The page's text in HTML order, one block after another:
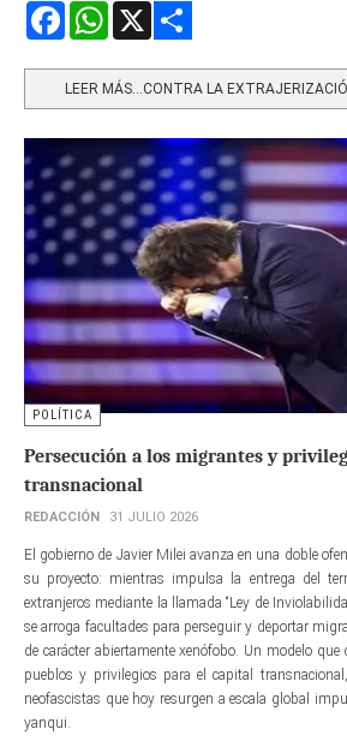
FacebookWhatsApp
LEER MÁS…CONTRA LA
POLÍTICA
Persecución a los migrantes y
transnacional
REDACCIÓN 31 JULIO 2026
El gobierno de Javier Milei avanza en una doble
su proyecto: mientras impulsa la entrega del
extranjeros mediante la llamada “Ley de
se arroga facultades para perseguir y deportar
de carácter abiertamente xenófobo. Un modelo
pueblos y privilegios para el capital
neofascistas que hoy resurgen a escala global
yanqui.